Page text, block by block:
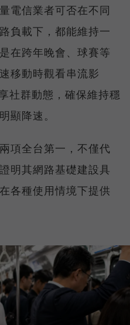
電信業者可否在不同
負載下，都能維持一
在跨年晚會、球賽等
移動時觀看串流影
社群動態，確保維持穩
顯降速。
項全台第一，不僅代
明其網路基礎建設具
各種使用情境下提供